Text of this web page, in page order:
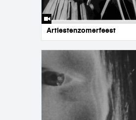
Artiestenzomerfeest